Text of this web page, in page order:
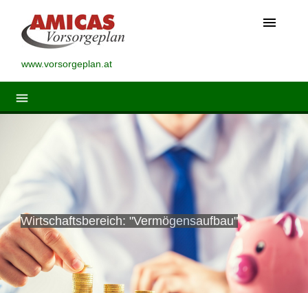
menu
www.vorsorgeplan.at
menu
Wirtschaftsbereich: "Vermögensaufbau"